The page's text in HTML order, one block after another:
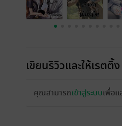
เขียนรีวิวและให้เรตติ้ง
คุณสามารถเข้าสู่ระบบเพื่อ